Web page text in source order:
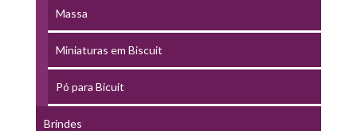
Massa
Miniaturas em Biscuit
Pó para Bicuit
Brindes